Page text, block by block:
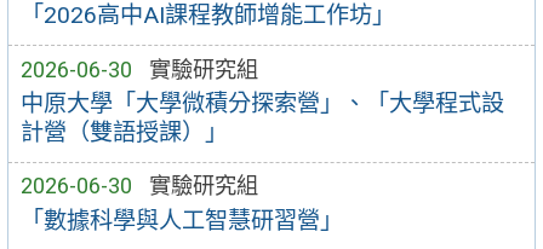
「2026高中AI課程教師增能工作坊」
2026-06-30 實驗研究組
中原大學「大學微積分探索營」、「大學程式設
計營（雙語授課）」
2026-06-30 實驗研究組
「數據科學與人工智慧研習營」